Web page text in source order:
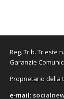
Reg. Trib. Trieste
Garanzie
Proprietario della
e-mail: